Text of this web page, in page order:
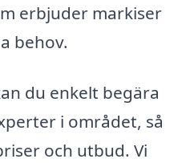
erbjuder markiser
behov.
du enkelt begära
i området, så
och utbud. Vi